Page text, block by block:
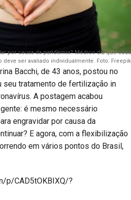
por causa da pandemia? Médico diz que cada
deve ser avaliado individualmente. Foto: Freepik
Bacchi, de 43 anos, postou no
seu tratamento de fertilização in
A postagem acabou
é mesmo necessário
engravidar por causa da
E agora, com a flexibilização
em vários pontos do Brasil,
p/CAD5tOKBIXQ/?